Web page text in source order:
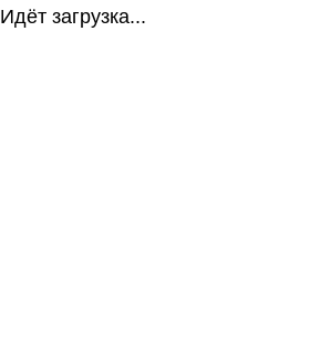
Идёт загрузка...